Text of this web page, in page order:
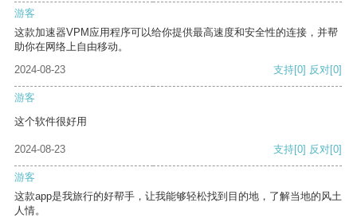
游客
这款加速器VPM应用程序可以给你提供最高速度和安全性的连接，并帮
助你在网络上自由移动。
2024-08-23
支持[0] 反对[0]
游客
这个软件很好用
2024-08-23 支持[0] 反对[0]
游客
这款app是我旅行的好帮手，让我能够轻松找到目的地，了解当地的风土
人情。